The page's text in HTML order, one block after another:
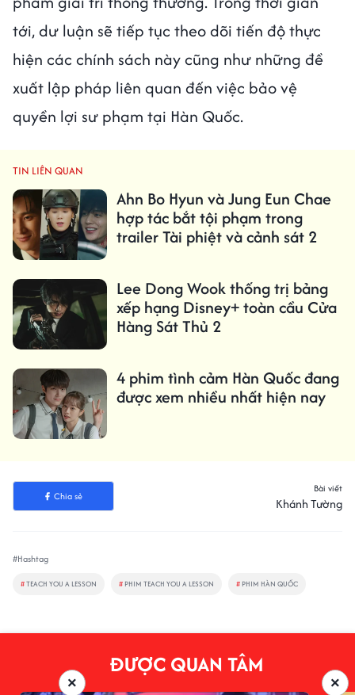
tới, dư luận sẽ tiếp tục theo dõi tiến độ thực
hiện các chính sách này cũng như những đề
xuất lập pháp liên quan đến việc bảo vệ
quyền lợi sư phạm tại Hàn Quốc.
TIN LIÊN QUAN
Ahn Bo Hyun và Jung Eun Chae
hợp tác bắt tội phạm trong
trailer Tài phiệt và cảnh sát 2
Lee Dong Wook thống trị bảng
xếp hạng Disney+ toàn cầu Cửa
Hàng Sát Thủ 2
4 phim tình cảm Hàn Quốc đang
được xem nhiều nhất hiện nay
Chia sẻ
Bài viết
Khánh Tường
#Hashtag
#TEACH YOU A LESSON # PHIM TEACH YOU A LESSON # PHIM HÀN QUỐC
ĐƯỢC QUAN TÂM
×
×